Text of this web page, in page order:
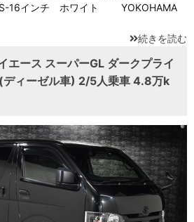
インチ ホワイト YOKOHAMA
続きを読む
ース スーパーGL ダークプライ
ィーゼル車) 2/5人乗車 4.8万k